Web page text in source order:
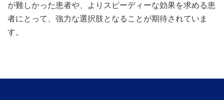
が難しかった患者や、よりスピーディーな効果を求める患
者にとって、強力な選択肢となることが期待されていま
す。